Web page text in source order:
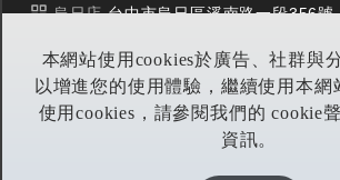
本網站使用cookies於廣告、社群與
以增進您的使用體驗，繼續使用本網
使用cookies，請參閱我們的 cookie
資訊。
烏日店台中市烏日區溪南路一段356號
豐原店台中市潭子區中山路三段303號
電話04-25314953 / 傳真 04-